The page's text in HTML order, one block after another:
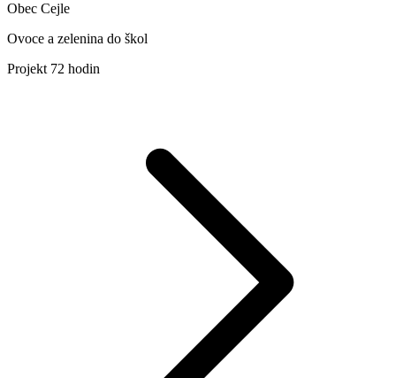
Obec Cejle
Ovoce a zelenina do škol
Projekt 72 hodin